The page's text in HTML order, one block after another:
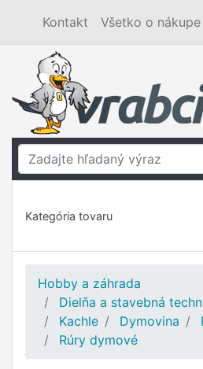
Kontakt Všetko o nákupe
Kategória tovaru
Hobby a záhrada
Dielňa a stavebná
Kachle
Dymovina
Rúry dymové